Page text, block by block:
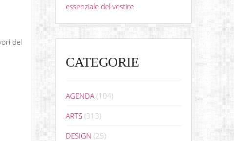
del
essenziale del vestire
CATEGORIE
AGENDA (104)
ARTS (313)
DESIGN (25)